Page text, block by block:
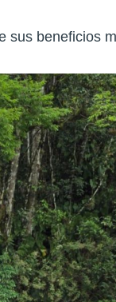
sus beneficios